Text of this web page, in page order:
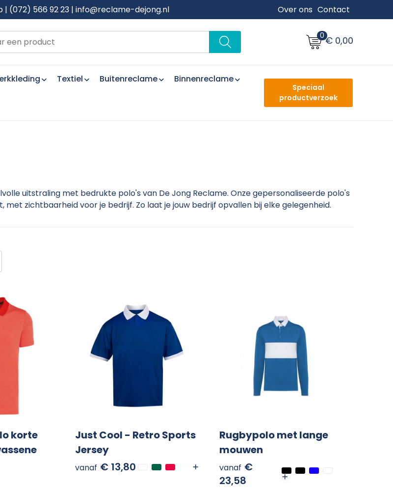
(072) 566 92 23 | info@reclame-dejong.nl Over ons Contact
0€ 0,00
Textiel Buitenreclame Binnenreclame
Speciaal
productverzoek
uitstraling met bedrukte polo's van De Jong Reclame. Onze gepersonaliseerde polo's
zichtbaarheid voor je bedrijf. Zo laat je jouw bedrijf opvallen bij elke gelegenheid.
korte
Just Cool - Retro Sports
Jersey
vanaf € 13,80
Rugbypolo met lange
mouwen
vanaf €
23,58